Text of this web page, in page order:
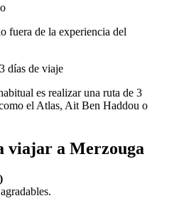
fuera de la experiencia del
días de viaje
es realizar una ruta de 3
el Atlas, Ait Ben Haddou o
viajar a Merzouga